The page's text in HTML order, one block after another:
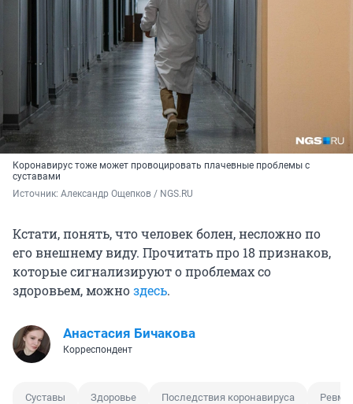
Коронавирус тоже может провоцировать плачевные проблемы с
суставами
Источник: Александр Ощепков / NGS.RU
Кстати, понять, что человек болен, несложно по
его внешнему виду. Прочитать про 18 признаков,
которые сигнализируют о проблемах со
здоровьем, можноздесь.
Анастасия Бичакова
Корреспондент
Суставы Здоровье Последствия коронавируса